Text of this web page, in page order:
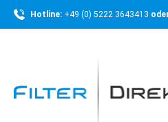
Hotline: +49 (0) 5222 3643413